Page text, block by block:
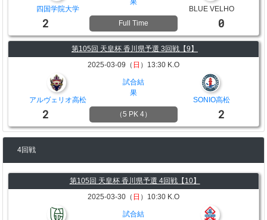
四国学院大学
果
BLUE VELHO
2 Full Time 0
第105回 天皇杯 香川県予選 3回戦【9】
2025-03-09（ 日 ）13:30 K.O
アルヴェリオ高松
試合結
果
SONIO高松
2 （5 PK 4） 2
4回戦
第105回 天皇杯 香川県予選 4回戦【10】
2025-03-30（ 日 ）10:30 K.O
試合結